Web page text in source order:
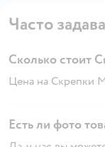
Часто
Сколько стоит
Цена на Скрепки
Есть ли фото